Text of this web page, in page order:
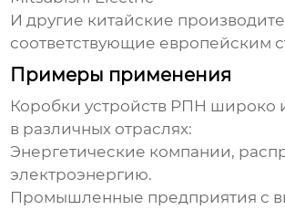
И другие китайские
соответствующие европейским
Примеры применения
Коробки устройств РПН широко
в различных отраслях:
Энергетические компании,
электроэнергию.
Промышленные предприятия с